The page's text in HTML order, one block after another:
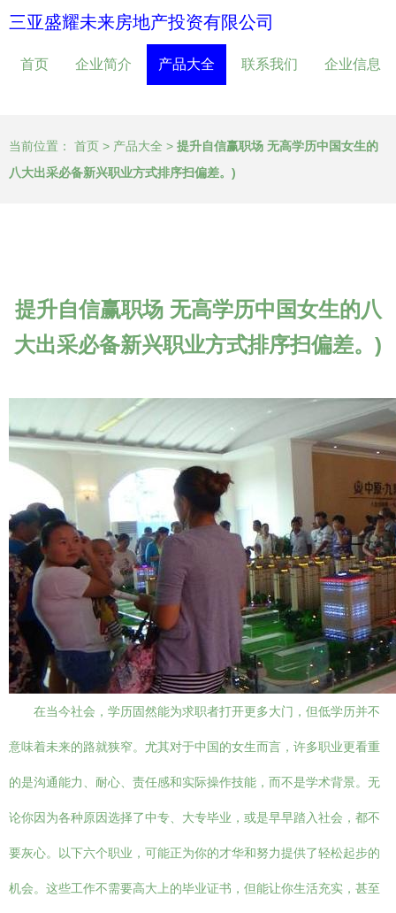
三亚盛耀未来房地产投资有限公司
首页 企业简介 产品大全 联系我们 企业信息
当前位置： 首页 > 产品大全 > 提升自信赢职场 无高学历中国女生的
八大出采必备新兴职业方式排序扫偏差。)
提升自信赢职场 无高学历中国女生的八
大出采必备新兴职业方式排序扫偏差。)
在当今社会，学历固然能为求职者打开更多大门，但低学历并不
意味着未来的路就狭窄。尤其对于中国的女生而言，许多职业更看重
的是沟通能力、耐心、责任感和实际操作技能，而不是学术背景。无
论你因为各种原因选择了中专、大专毕业，或是早早踏入社会，都不
要灰心。以下六个职业，可能正为你的才华和努力提供了轻松起步的
机会。这些工作不需要高大上的毕业证书，但能让你生活充实，甚至